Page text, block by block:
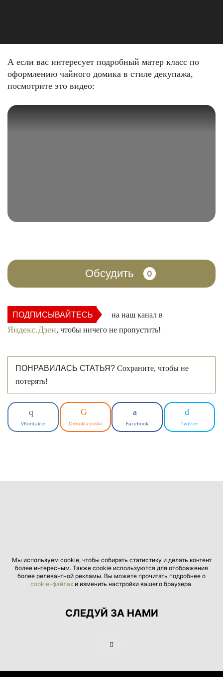
А если вас интересует подробный матер класс по
оформлению чайного домика в стиле декупажа,
посмотрите это видео:
Обсудить 0
ПОДПИСЫВАЙТЕСЬ на наш канал в
Яндекс.Дзен, чтобы ничего не пропустить!
ПОНРАВИЛАСЬ СТАТЬЯ? Сохраните, чтобы не
потерять!
VKontakte Odnoklassniki Facebook Twitter
Мы используем cookie, чтобы собирать статистику и делать контент
более интересным. Также cookie используются для отображения
более релевантной рекламы. Вы можете прочитать подробнее о
cookie-файлах и изменить настройки вашего браузера.
СЛЕДУЙ ЗА НАМИ